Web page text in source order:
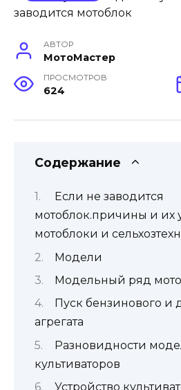
АВТОР
МотоМастер
ПРОСМОТРОВ
624
Содержание
Если не заводится
мотоблок.причины и их
мотоблоки и
Модели
Модельный ряд
Пуск бензинового и
агрегата
Разновидности
культиваторов
Устройство